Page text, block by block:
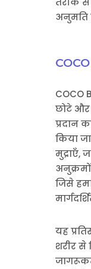
अनुमति
COCO
छोटे और
प्रदान
किया
मुद्राएँ,
जिसे
यह
शरीर से